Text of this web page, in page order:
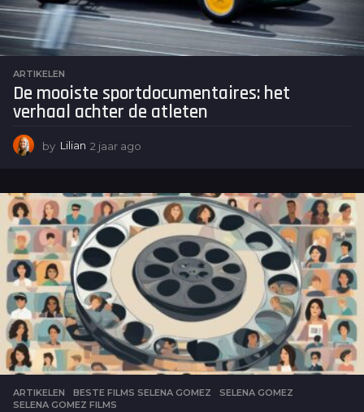
ARTIKELEN
De mooiste sportdocumentaires: het
verhaal achter de atleten
by Lilian 2 jaar ago
a
r
a
o
ARTIKELEN BESTE FILMS SELENA GOMEZ ,SELENA GOMEZ
SELENA GOMEZ FILMS